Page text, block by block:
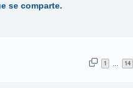
se comparte.
1 14